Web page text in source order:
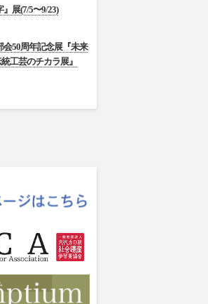
』展(7/5〜9/23)
会50周年記念展『未来
工芸のチカラ展』